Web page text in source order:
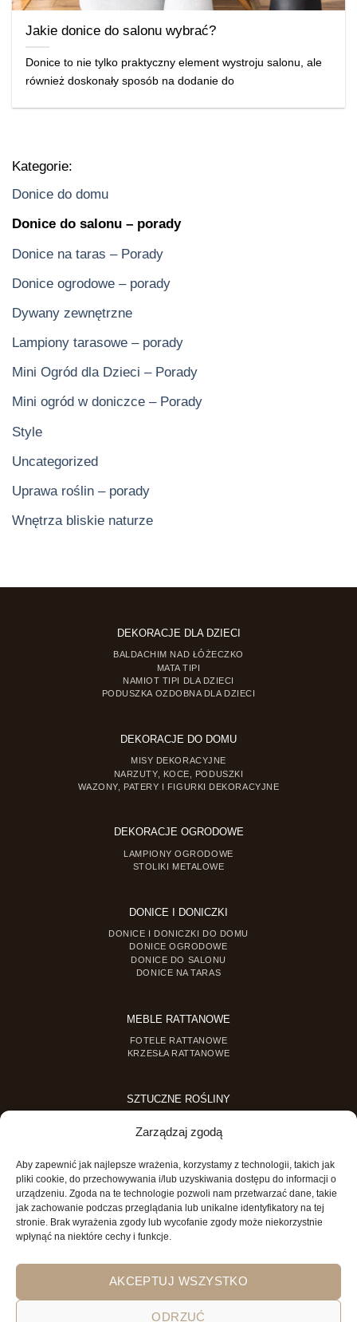
Zarządzaj zgodą
Aby zapewnić jak najlepsze wrażenia, korzystamy z technologii, takich jak
pliki cookie, do przechowywania i/lub uzyskiwania dostępu do informacji o
urządzeniu. Zgoda na te technologie pozwoli nam przetwarzać dane, takie
jak zachowanie podczas przeglądania lub unikalne identyfikatory na tej
stronie. Brak wyrażenia zgody lub wycofanie zgody może niekorzystnie
wpłynąć na niektóre cechy i funkcje.
AKCEPTUJ WSZYSTKO
ODRZUĆ
Kategorie:
Donice do domu
Donice do salonu – porady
Donice na taras – Porady
Donice ogrodowe – porady
Dywany zewnętrzne
Lampiony tarasowe – porady
Mini Ogród dla Dzieci – Porady
Mini ogród w doniczce – Porady
Style
Uncategorized
Uprawa roślin – porady
Wnętrza bliskie naturze
Jakie donice do salonu wybrać?
Donice to nie tylko praktyczny element wystroju salonu, ale
również doskonały sposób na dodanie do
DEKORACJE DLA DZIECI
BALDACHIM NAD ŁÓŻECZKO
MATA TIPI
NAMIOT TIPI DLA DZIECI
PODUSZKA OZDOBNA DLA DZIECI
DEKORACJE DO DOMU
MISY DEKORACYJNE
NARZUTY, KOCE, PODUSZKI
WAZONY, PATERY I FIGURKI DEKORACYJNE
DEKORACJE OGRODOWE
LAMPIONY OGRODOWE
STOLIKI METALOWE
DONICE I DONICZKI
DONICE I DONICZKI DO DOMU
DONICE OGRODOWE
DONICE DO SALONU
DONICE NA TARAS
MEBLE RATTANOWE
FOTELE RATTANOWE
KRZESŁA RATTANOWE
SZTUCZNE ROŚLINY
SZTUCZNE ROŚLINY DONICZKOWE
MINI OGRODY
MINI OGRÓD DLA DZIECI